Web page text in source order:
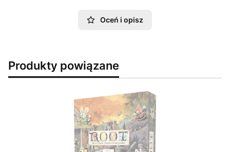
Oceń i opisz
Produkty powiązane